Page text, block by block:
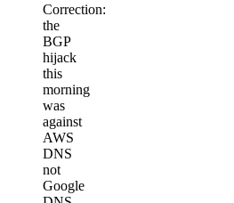
Correction:
the
BGP
hijack
this
morning
was
against
AWS
DNS
not
Google